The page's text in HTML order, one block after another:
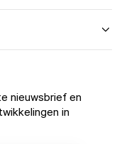
nieuwsbrief en
in